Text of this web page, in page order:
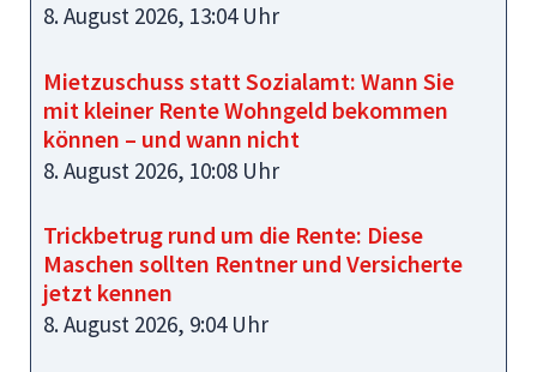
8. August 2026, 13:04 Uhr
Mietzuschuss statt Sozialamt: Wann Sie
mit kleiner Rente Wohngeld bekommen
können – und wann nicht
8. August 2026, 10:08 Uhr
Trickbetrug rund um die Rente: Diese
Maschen sollten Rentner und Versicherte
jetzt kennen
8. August 2026, 9:04 Uhr